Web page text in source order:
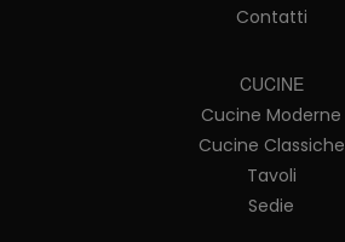
Contatti
CUCINE
Cucine Moderne
Cucine Classiche
Tavoli
Sedie